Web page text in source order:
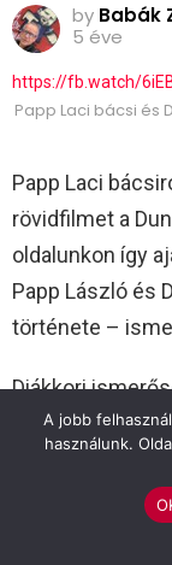
by Babák
5 éve
https://fb.watch/
Papp Laci bácsi és
Papp Laci
rövidfilmet a
oldalunkon így
Papp László és
története –
Diákkori
szerelemesek
erről a
“Fiatalabbnak
szerelmesek
A jobb
használunk.